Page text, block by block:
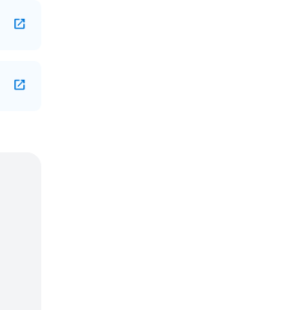
open_in_new
open_in_new